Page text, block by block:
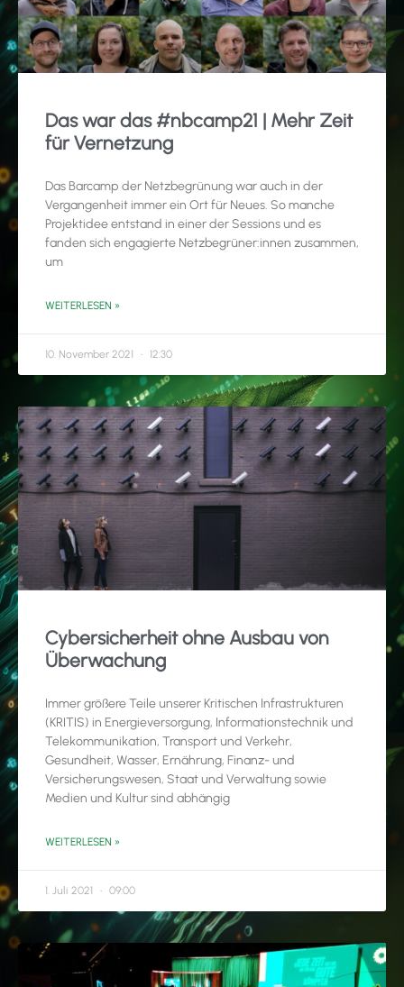
Das war das #nbcamp21 | Mehr Zeit
für Vernetzung
Das Barcamp der Netzbegrünung war auch in der
Vergangenheit immer ein Ort für Neues. So manche
Projektidee entstand in einer der Sessions und es
fanden sich engagierte Netzbegrüner:innen zusammen,
um
WEITERLESEN »
10. November 2021 12:30
Cybersicherheit ohne Ausbau von
Überwachung
Immer größere Teile unserer Kritischen Infrastrukturen
(KRITIS) in Energieversorgung, Informationstechnik und
Telekommunikation, Transport und Verkehr,
Gesundheit, Wasser, Ernährung, Finanz- und
Versicherungswesen, Staat und Verwaltung sowie
Medien und Kultur sind abhängig
WEITERLESEN »
1. Juli 2021 09:00